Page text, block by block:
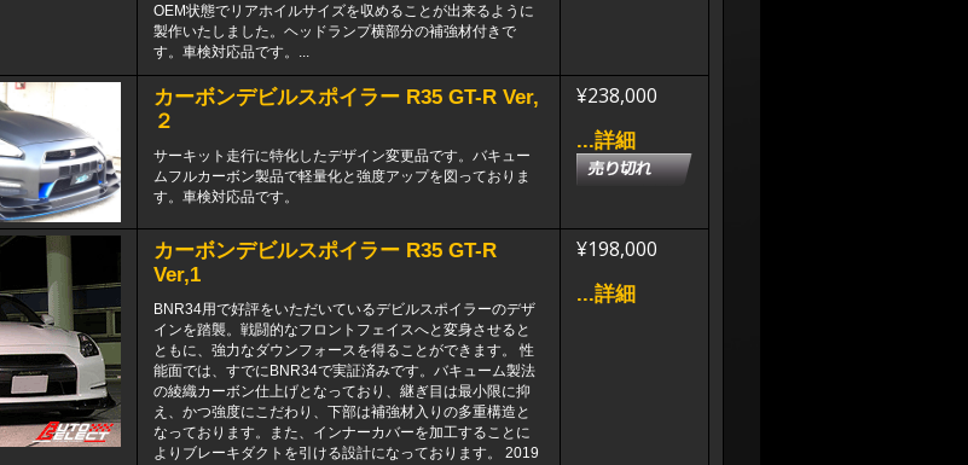
OEM状態でリアホイルサイズを収めることが出来るように
製作いたしました。ヘッドランプ横部分の補強材付きで
す。車検対応品です。...
カーボンデビルスポイラー R35 GT-R Ver,
２
サーキット走行に特化したデザイン変更品です。バキュー
ムフルカーボン製品で軽量化と強度アップを図っておりま
す。車検対応品です。
¥238,000
...詳細
カーボンデビルスポイラー R35 GT-R
Ver,1
BNR34用で好評をいただいているデビルスポイラーのデザ
インを踏襲。戦闘的なフロントフェイスへと変身させると
ともに、強力なダウンフォースを得ることができます。 性
能面では、すでにBNR34で実証済みです。バキューム製法
の綾織カーボン仕上げとなっており、継ぎ目は最小限に抑
え、かつ強度にこだわり、下部は補強材入りの多重構造と
なっております。また、インナーカバーを加工することに
よりブレーキダクトを引ける設計になっております。 2019
¥198,000
...詳細